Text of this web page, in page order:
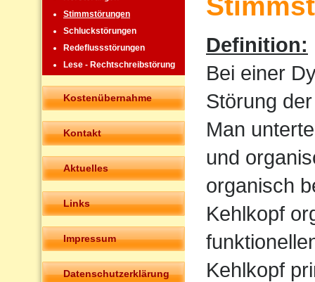
Stimmstörungen
Schluckstörungen
Redeflussstörungen
Lese - Rechtschreibstörung
Kostenübernahme
Kontakt
Aktuelles
Links
Impressum
Datenschutzerklärung
Definition:
Bei einer
Störung
Man
und
organisch
Kehlkopf
Kehlkopf